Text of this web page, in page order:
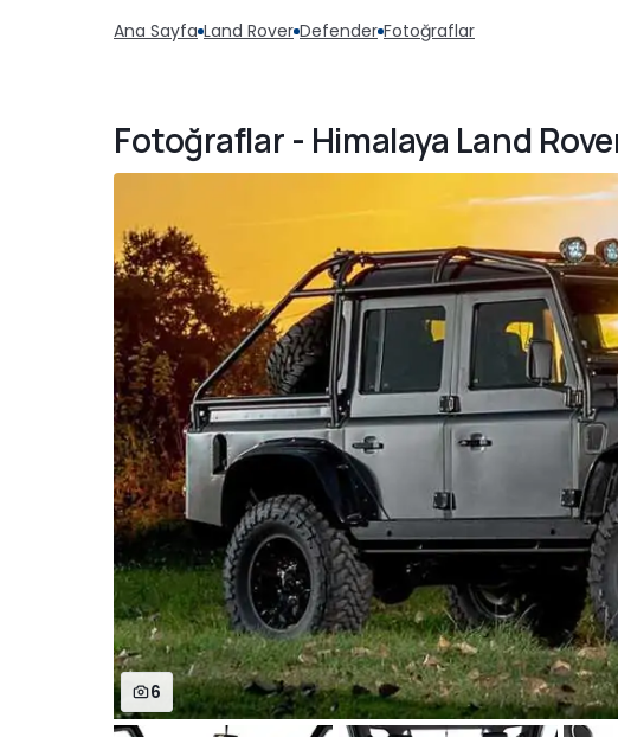
Ana Sayfa Land Rover Defender Fotoğraflar
Fotoğraflar - Himalaya Land
6